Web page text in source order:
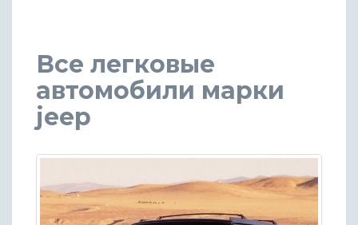
Все легковые
автомобили марки
jeep